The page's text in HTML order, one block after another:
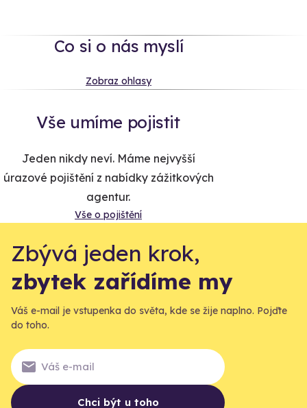
Co si o nás myslí
Zobraz ohlasy
Vše umíme pojistit
Jeden nikdy neví. Máme nejvyšší
úrazové pojištění z nabídky zážitkových
agentur.
Vše o pojištění
Zbývá jeden krok,
zbytek zařídíme my
Váš e-mail je vstupenka do světa, kde se žije naplno. Pojďte
do toho.
Chci být u toho